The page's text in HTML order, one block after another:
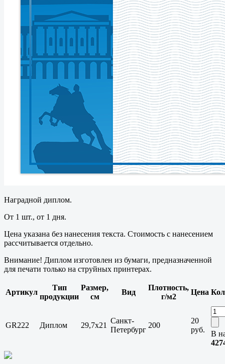
Наградной диплом.
От 1 шт., от 1 дня.
Цена указана без нанесения текста. Стоимость с нанесением
рассчитывается отдельно.
Внимание! Диплом изготовлен из бумаги, предназначенной
для печати только на струйных принтерах.
Артикул
Тип
продукции
Размер,
см
Вид
Плотность,
г/м2
Цена
GR222 Диплом 29,7x21
Санкт-
Петербург
200
20
руб.
В